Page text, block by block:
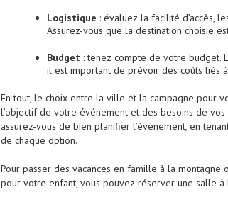
Logistique : évaluez la facilité d’accès,
Assurez-vous que la destination choisie
Budget : tenez compte de votre budget.
il est important de prévoir des coûts liés à
En tout, le choix entre la ville et la campagne pour
l’objectif de votre événement et des besoins de
assurez-vous de bien planifier l’événement, en
de chaque option.
Pour passer des vacances en famille à la montagne
pour votre enfant, vous pouvez réserver une salle à